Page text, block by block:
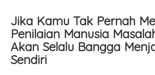
Jika Kamu Tak Pernah
Penilaian Manusia
Akan Selalu Bangga
Sendiri